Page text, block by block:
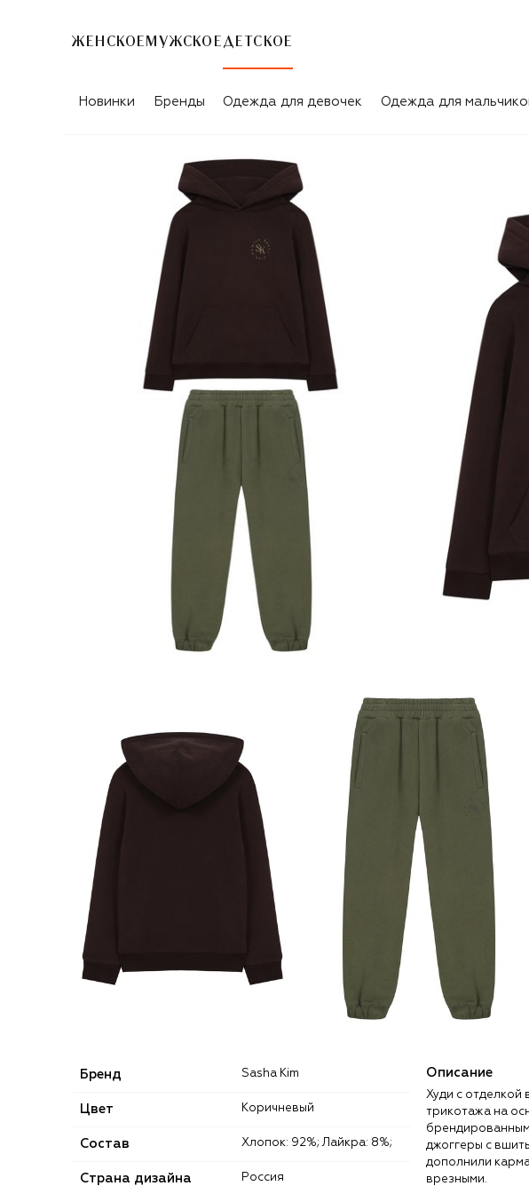
ЖЕНСКОЕ МУЖСКОЕ ДЕТСКОЕ
Новинки Бренды Одежда для девочек Одежда для
Бренд Sasha Kim
Цвет Коричневый
Состав Хлопок: 92%; Лайкра: 8%;
Страна дизайна Россия
Описание
Худи с отделкой
трикотажа на
джоггеры с
дополнили
врезными.